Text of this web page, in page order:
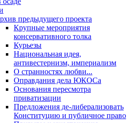
предыдущего проекта
Крупные мероприятия
консервативного толка
Курьезы
Национальная идея,
антивестернизм, империализм
О странностях любви...
Оправдания дела ЮКОСа
Основания пересмотра
приватизации
Предложения де-либерализовать
Конституцию и публичное право